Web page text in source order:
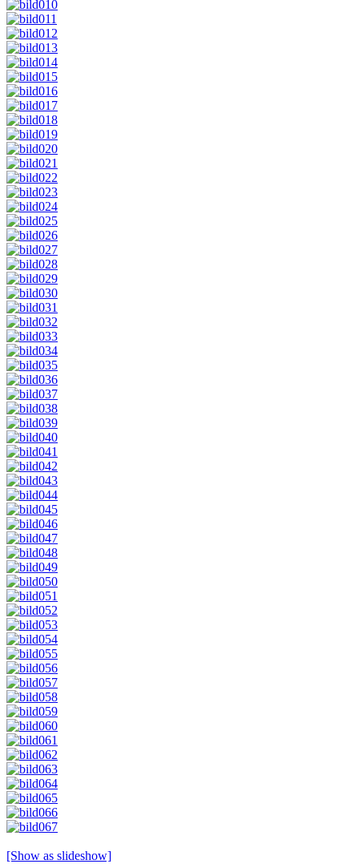
[Show as slideshow]